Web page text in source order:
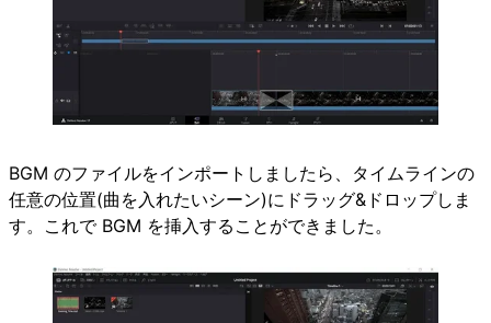
BGM のファイルをインポートしましたら、タイムラインの
任意の位置(曲を入れたいシーン)にドラッグ&ドロップしま
す。これで BGM を挿入することができました。